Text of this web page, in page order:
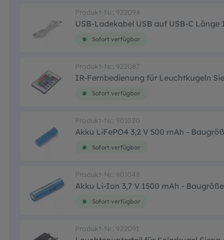
Produkt-Nr.: 922094
USB-Ladekabel USB auf USB-C Länge
Sofort verfügbar
Produkt-Nr.: 922087
IR-Fernbedienung für Leuchtkugeln
Sofort verfügbar
Produkt-Nr.: 901020
Akku LiFePO4 3,2 V 500 mAh -
Sofort verfügbar
Produkt-Nr.: 901048
Akku Li-Ion 3,7 V 1500 mAh -
Sofort verfügbar
Produkt-Nr.: 922091